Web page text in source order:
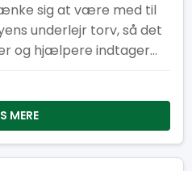
sig at være med til
underlejr torv, så det
og hjælpere indtager
køkken/kantine,
proviant
MERE